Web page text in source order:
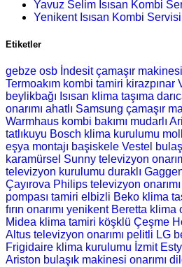
Yavuz Selim Isısan Kombi
Yenikent Isısan Kombi Servisi
Etiketler
gebze osb İndesit çamaşır makinesi
Termoakım kombi tamiri kirazpınar
beylikbağı Isısan klima taşıma
onarımı ahatlı Samsung çamaşır
Warmhaus kombi bakımı mudarlı
tatlıkuyu Bosch klima kurulumu
eşya montajı başiskele Vestel
karamürsel Sunny televizyon
televizyon kurulumu duraklı
Çayırova Philips televizyon onarımı
pompası tamiri elbizli Beko klima
fırın onarımı yenikent Beretta klima
Midea klima tamiri köşklü Çeşme
Altus televizyon onarımı pelitli LG
Frigidaire klima kurulumu İzmit Esty
Ariston bulaşık makinesi onarımı